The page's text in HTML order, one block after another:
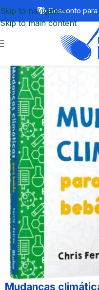
Skip to navigation
Skip to main content
Desconto para
Mudanças